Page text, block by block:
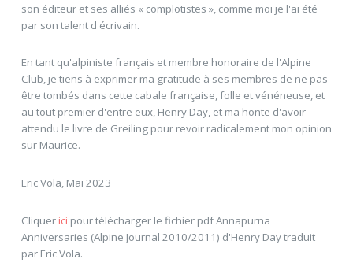
son éditeur et ses alliés « complotistes », comme moi je l'ai été
par son talent d'écrivain.
En tant qu'alpiniste français et membre honoraire de l'Alpine
Club, je tiens à exprimer ma gratitude à ses membres de ne pas
être tombés dans cette cabale française, folle et vénéneuse, et
au tout premier d'entre eux, Henry Day, et ma honte d'avoir
attendu le livre de Greiling pour revoir radicalement mon opinion
sur Maurice.
Eric Vola, Mai 2023
Cliquerici pour télécharger le fichier pdf Annapurna
Anniversaries (Alpine Journal 2010/2011) d'Henry Day traduit
par Eric Vola.